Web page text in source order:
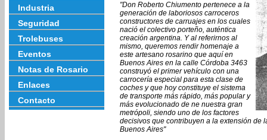
Industria
Seguridad
Trolebuses
Eventos
Notas de Rosario
Enlaces
Contacto
"Don Roberto Chiumento pertenece a la
generación de laboriosos carroceros
constructores de carruajes en los cuales
nació el colectivo porteño, auténtica
creación argentina. Y al referirnos al
mismo, queremos rendir homenaje a
este artesano rosarino que aquí en
Buenos Aires en la calle Córdoba 3463
construyó el primer vehículo con una
carrocería especial para esta clase de
coches y que hoy constituye el sistema
de transporte más rápido, más popular y
más evolucionado de ne nuestra gran
metrópoli, siendo uno de los factores
decisivos que contribuyen a la extensión de
Buenos Aires"